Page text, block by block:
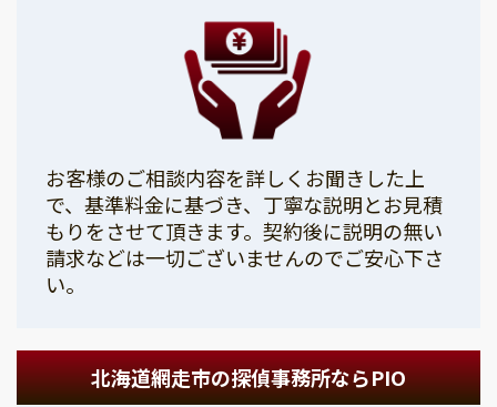
お客様のご相談内容を詳しくお聞きした上
で、基準料金に基づき、丁寧な説明とお見積
もりをさせて頂きます。契約後に説明の無い
請求などは一切ございませんのでご安心下さ
い。
北海道網走市の探偵事務所ならPIO